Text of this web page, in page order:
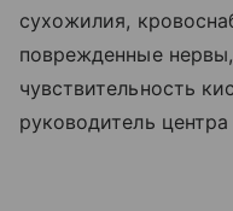
сухожилия,
поврежденные
чувствительность
руководитель